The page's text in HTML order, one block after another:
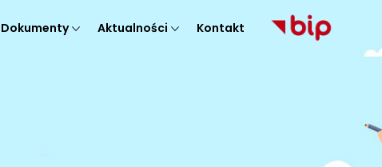
Dokumenty Aktualności Kontakt